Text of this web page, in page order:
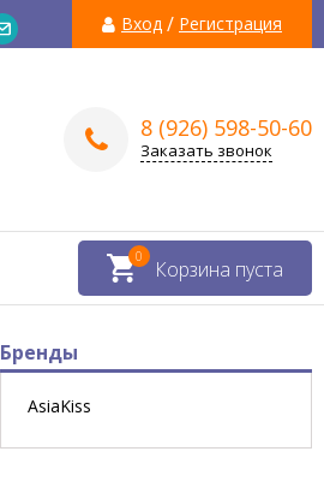
Вход / Регистрация
8 (926) 598-50-60
Заказать звонок
Корзина пуста
0
Бренды
AsiaKiss